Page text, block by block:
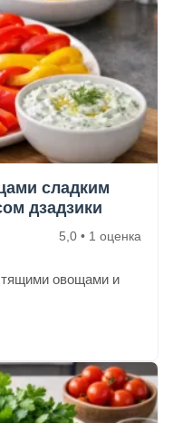
сладким
дзадзики
5,0 • 1 оценка
овощами и